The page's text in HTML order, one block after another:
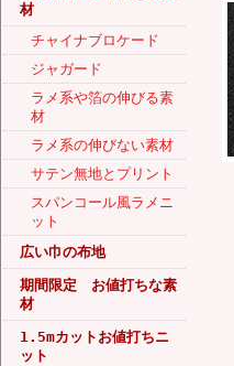
材
チャイナブロケード
ジャガード
ラメ系や箔の伸びる素
材
ラメ系の伸びない素材
サテン無地とプリント
スパンコール風ラメニ
ット
広い巾の布地
期間限定 お値打ちな素
材
1.5mカットお値打ちニ
ット